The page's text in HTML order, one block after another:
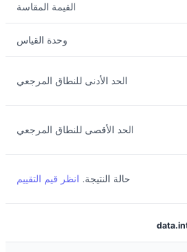
القيمة المقاسة
وحدة القياس
الحد الأدنى للنطاق المرجعي
الحد الأقصى للنطاق المرجعي
حالة النتيجة. انظر قيم التقييم